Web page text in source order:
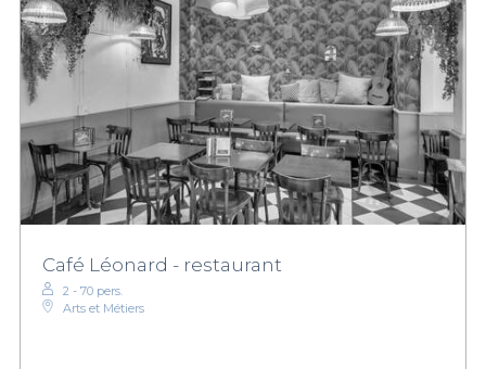
Café Léonard - restaurant
2 - 70 pers.
Arts et Métiers